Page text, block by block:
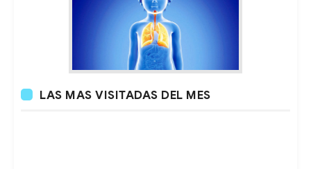
LAS MAS VISITADAS DEL MES